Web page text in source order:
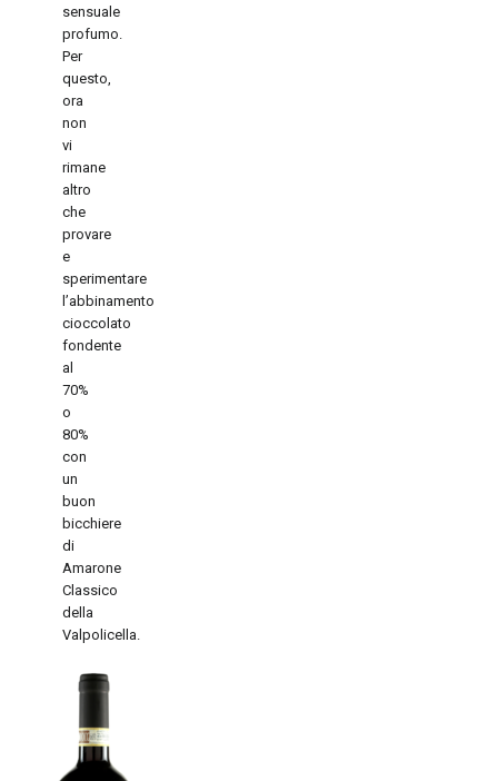
sensuale
profumo.
Per
questo,
ora
non
vi
rimane
altro
che
provare
e
sperimentare
l’abbinamento
cioccolato
fondente
al
70%
o
80%
con
un
buon
bicchiere
di
Amarone
Classico
della
Valpolicella.